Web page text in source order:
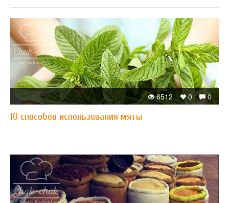
0
0
6512
10 способов использования мяты